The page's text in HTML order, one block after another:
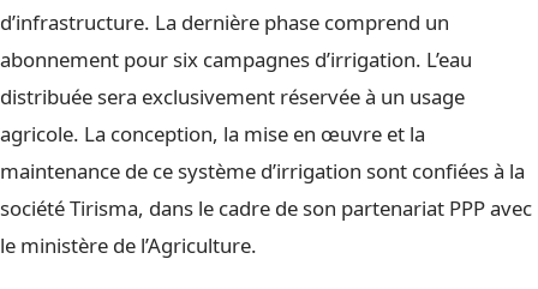
d’infrastructure. La dernière phase comprend un
abonnement pour six campagnes d’irrigation. L’eau
distribuée sera exclusivement réservée à un usage
agricole. La conception, la mise en œuvre et la
maintenance de ce système d’irrigation sont confiées à la
société Tirisma, dans le cadre de son partenariat PPP avec
le ministère de l’Agriculture.